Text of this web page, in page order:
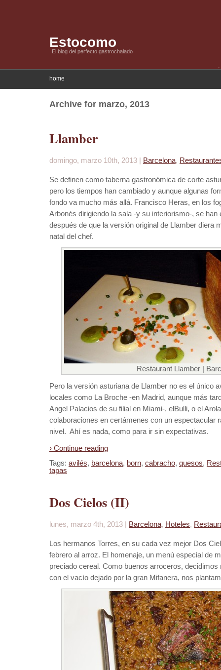
Estocomo
El blog del perfecto gastrochalado
home
Archive for marzo, 2013
Llamber
domingo, marzo 10th, 2013 | Barcelona,
Se definen como taberna gastronómica de corte
pero los tiempos han cambiado y aunque algunas
fondo va mucho más allá. Francisco Heras, en los
Arbonés dirigiendo la sala -y su interiorismo-, se
después de que la versión original de Llamber diera
natal del chef.
Restaurant Llamber |
Pero la versión asturiana de Llamber no es el único
locales como La Broche -en Madrid, aunque más
Angel Palacios de su filial en Miami-, elBulli, o el
colaboraciones en certámenes con un espectacular
nivel. Ahí es nada, como para ir sin expectativas.
› Continue reading
Tags: avilés, barcelona, born, cabracho, quesos,
tapas
Dos Cielos (II)
lunes, marzo 4th, 2013 | Barcelona, Hoteles,
Los hermanos Torres, en su cada vez mejor Dos
febrero al arroz. El homenaje, un menú especial de
preciado cereal. Como buenos arroceros,
con el vacío dejado por la gran Mifanera, nos